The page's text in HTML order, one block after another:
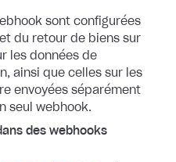
sont configurées
du retour de biens sur
les données de
ainsi que celles sur les
envoyées séparément
seul webhook.
des webhooks